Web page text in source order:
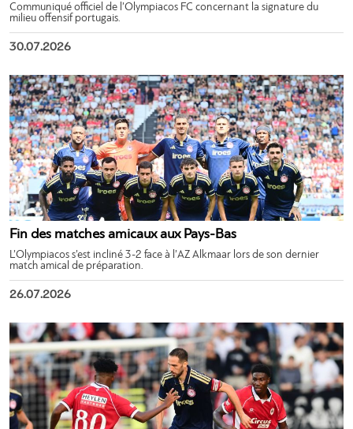
Communiqué officiel de l’Olympiacos FC concernant la signature du
milieu offensif portugais.
30.07.2026
Fin des matches amicaux aux Pays-Bas
L’Olympiacos s’est incliné 3-2 face à l’AZ Alkmaar lors de son dernier
match amical de préparation.
26.07.2026